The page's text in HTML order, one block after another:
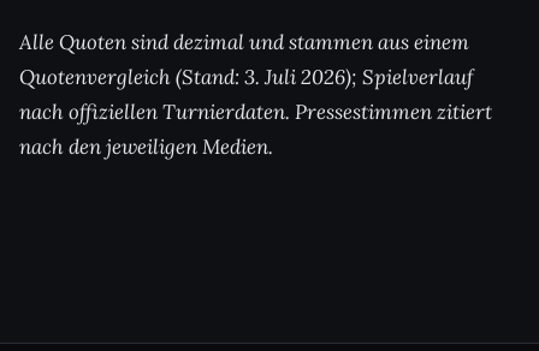
Alle Quoten sind dezimal und stammen aus einem
Quotenvergleich (Stand: 3. Juli 2026); Spielverlauf
nach offiziellen Turnierdaten. Pressestimmen zitiert
nach den jeweiligen Medien.